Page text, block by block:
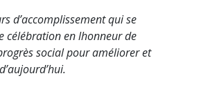
d’accomplissement qui se
célébration en lhonneur de
social pour améliorer et